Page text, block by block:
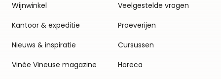
Wijnwinkel
Kantoor & expeditie
Nieuws & inspiratie
Vinée Vineuse magazine
Veelgestelde vragen
Proeverijen
Cursussen
Horeca